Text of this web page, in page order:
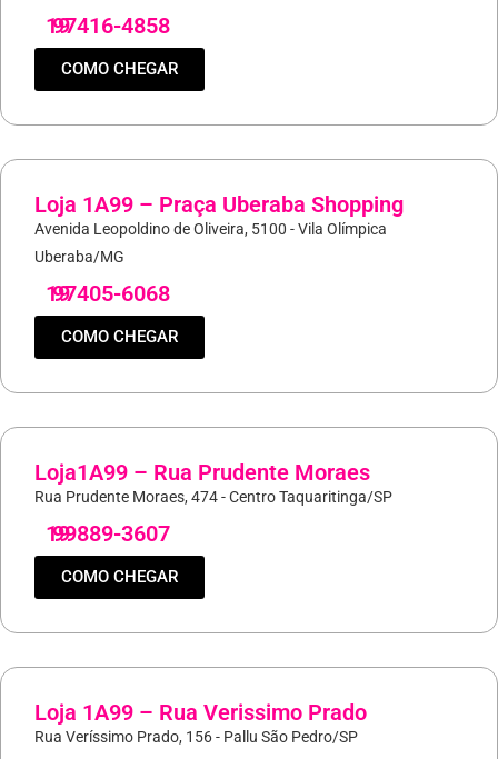
19
97416-4858
COMO CHEGAR
Loja 1A99 – Praça Uberaba Shopping
Avenida Leopoldino de Oliveira, 5100 - Vila Olímpica
Uberaba/MG
19
97405-6068
COMO CHEGAR
Loja1A99 – Rua Prudente Moraes
Rua Prudente Moraes, 474 - Centro Taquaritinga/SP
19
99889-3607
COMO CHEGAR
Loja 1A99 – Rua Verissimo Prado
Rua Veríssimo Prado, 156 - Pallu São Pedro/SP